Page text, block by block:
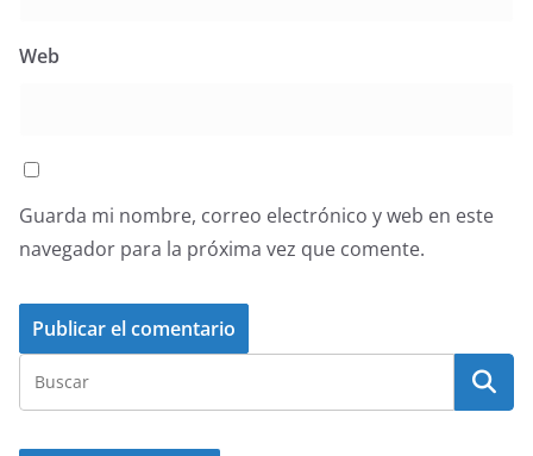
Web
Guarda mi nombre, correo electrónico y web en este
navegador para la próxima vez que comente.